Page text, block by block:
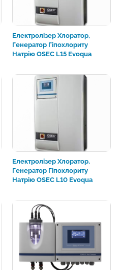
Електролізер Хлоратор,
Генератор Гіпохлориту
Натрію OSEC L15 Evoqua
Електролізер Хлоратор,
Генератор Гіпохлориту
Натрію OSEC L10 Evoqua